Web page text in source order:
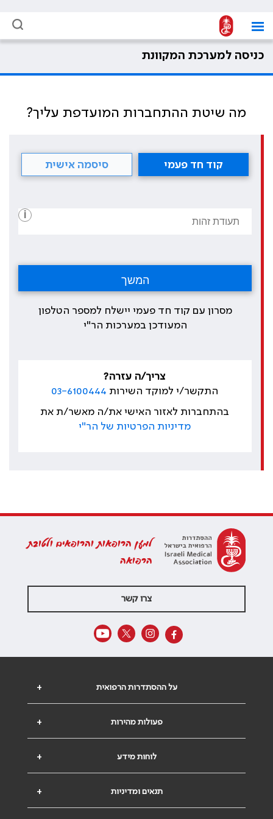
כניסה למערכת המקוונת
מה שיטת ההתחברות המועדפת עליך?
קוד חד פעמי סיסמה אישית
i
מסרון עם קוד חד פעמי יישלח למספר הטלפון
המעודכן במערכות הר"י
צריך/ה עזרה?
התקשר/י למוקד השירות 03-6100444
בהתחברות לאזור האישי את/ה מאשר/ת את
מדיניות הפרטיות של הר"י
למען הרופאות והרופאים ולטובת
הרפואה
צרו קשר
+ על ההסתדרות הרפואית
+ פעולות מהירות
+ לוחות מידע
+ תנאים ומדיניות